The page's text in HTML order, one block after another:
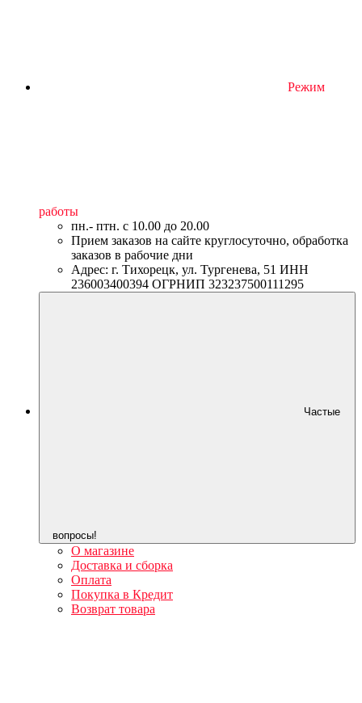
Режим
работы
пн.- птн. c 10.00 до 20.00
Прием заказов на сайте круглосуточно, обработка
заказов в рабочие дни
Адрес: г. Тихорецк, ул. Тургенева, 51 ИНН
236003400394 ОГРНИП 323237500111295
Частые
вопросы!
О магазине
Доставка и сборка
Оплата
Покупка в Кредит
Возврат товара